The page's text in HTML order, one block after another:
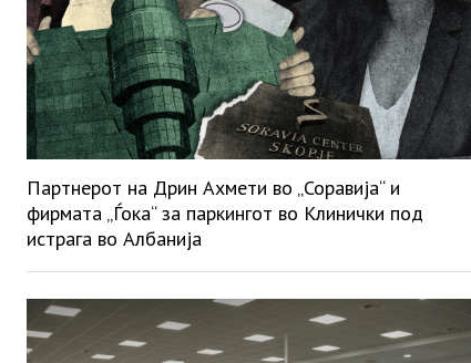
Партнерот на Дрин Ахмети во „Соравија“ и
фирмата „Ѓока“ за паркингот во Клинички под
истрага во Албанија